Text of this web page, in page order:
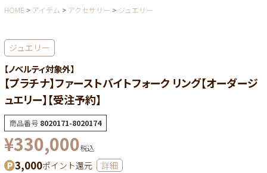
HOME アイテム アクセサリー ジュエリー
ジュエリー
【ノベルティ対象外】
【プラチナ】ファーストバイトフォーク リング【オーダージ
ュエリー】【受注予約】
商品番号 8020171-8020174
¥330,000税込
3,000ポイント還元 詳細